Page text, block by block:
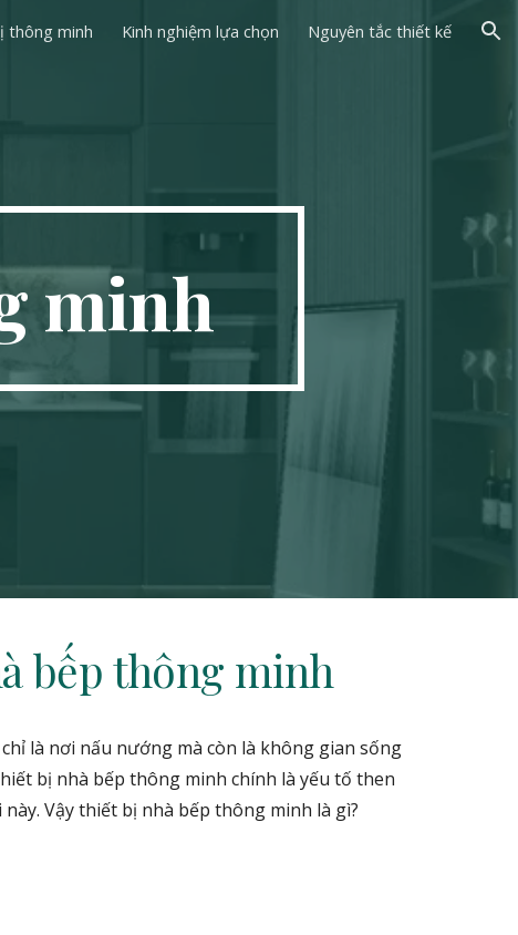
thông minh Kinh nghiệm lựa chọn Nguyên tắc thiết kế
minh
bếp thông minh
là nơi nấu nướng mà còn là không gian sống
bị nhà bếp thông minh chính là yếu tố then
Vậy thiết bị nhà bếp thông minh là gì?